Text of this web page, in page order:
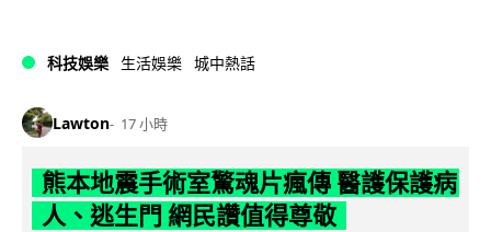
科技娛樂 生活娛樂 城中熱話
Lawton 17 小時
熊本地震手術室驚魂片瘋傳 醫護保護病
人、逃生門 網民讚值得尊敬